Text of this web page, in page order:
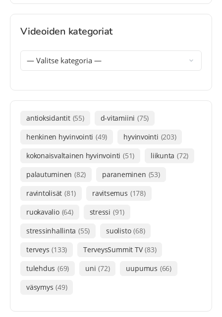
Videoiden kategoriat
antioksidantit (55) d-vitamiini (75)
henkinen hyvinvointi (49) hyvinvointi (203)
kokonaisvaltainen hyvinvointi (51) liikunta (72)
palautuminen (82) paraneminen (53)
ravintolisät (81) ravitsemus (178)
ruokavalio (64) stressi (91)
stressinhallinta (55) suolisto (68)
terveys (133) TerveysSummit TV (83)
tulehdus (69) uni (72) uupumus (66)
väsymys (49)